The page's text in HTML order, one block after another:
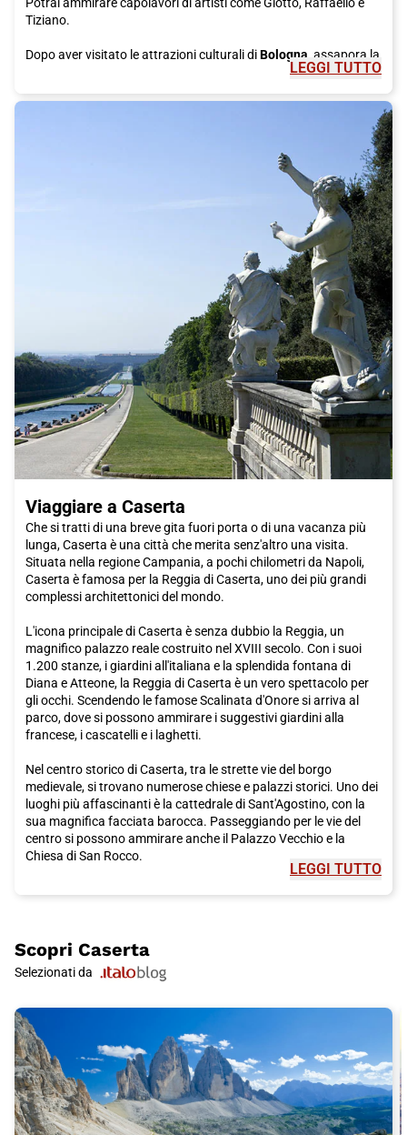
Tiziano.
Dopo aver visitato le attrazioni culturali diBologna , assapora la
sua rinomata gastronomia. Prenditi del tempo per gustare un
concediti un assaggio di torta di riso, una tipica prelibatezza
è anche conosciuta per i suoi portici, che costellano le
strade della città. Con oltre 38 chilometri di portici,Bolognaha il
primato mondiale per la città con il più grande sistema di portici
al mondo. Camminare sotto questi portici è un'esperienza unica
che ti proteggerà dai capricci del tempo e ti porterà alla
scoperta di angoli nascosti della città.
Per una pausa rilassante, il Parco della Montagnola è il luogo
ideale da visitare. Immerso nel verde, questo parcheggio offre
una fuga dalla frenesia della città. Rilassati sulle sue panchine,
prenditi il tempo per leggere un libro o goditi una passeggiata
tranquilla.
Per arrivare a Bologna, ti consigliamo di viaggiare con il treno
Italo. Con un viaggio comodo e conveniente, potrai raggiungere
la città in breve tempo e goderti tutte le meraviglie che Bologna
comfort e servizi moderni che rendono il viaggio un'esperienza
piacevole.
Non aspettare oltre, prenota il tuo biglietto Italo per Bologna
immergiti nell'affascinante atmosfera di questa città ricca di
cultura, storia e prelibatezze culinarie.
LEGGI TUTTO
Viaggiare a Caserta
Che si tratti di una breve gita fuori porta o di una vacanza più
lunga, Caserta è una città che merita senz'altro una visita.
Situata nella regione Campania, a pochi chilometri da Napoli,
Caserta è famosa per la Reggia di Caserta, uno dei più grandi
complessi architettonici del mondo.
L'icona principale di Caserta è senza dubbio la Reggia, un
magnifico palazzo reale costruito nel XVIII secolo. Con i suoi
1.200 stanze, i giardini all'italiana e la splendida fontana di
Diana e Atteone, la Reggia di Caserta è un vero spettacolo per
gli occhi. Scendendo le famose Scalinata d'Onore si arriva al
parco, dove si possono ammirare i suggestivi giardini alla
francese, i cascatelli e i laghetti.
Nel centro storico di Caserta, tra le strette vie del borgo
medievale, si trovano numerose chiese e palazzi storici. Uno dei
luoghi più affascinanti è la cattedrale di Sant'Agostino, con la
sua magnifica facciata barocca. Passeggiando per le vie del
centro si possono ammirare anche il Palazzo Vecchio e la
Chiesa di San Rocco.
amanti dell'arte contemporanea, c'è il CAM, il Centro d'Arte
Moderna, che propone mostre e installazioni di artisti
internazionali.
Ma Caserta non è solo arte e cultura, è anche una città dove è
possibile gustare la cucina campana, famosa in tutto il mondo
per la sua varietà e bontà. Tra i piatti tipici da assaggiare ci
sono la mozzarella di bufala, le pizze napoletane e i famosi
babà. Per un'esperienza culinaria autentica, consiglio di visitare
una delle numerose trattorie tradizionali della città, dove si
possono assaporare prelibatezze come la pasta al ragù e la
parmigiana di melanzane.
LEGGI TUTTO
Scopri Caserta
Selezionati da